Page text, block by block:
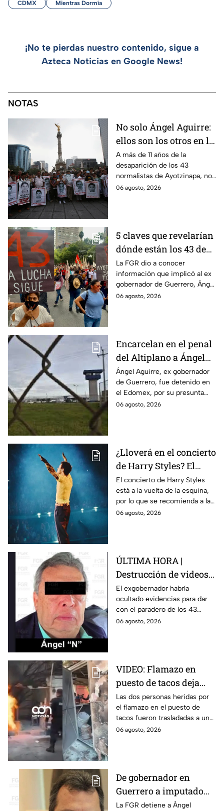
CDMX Mientras Dormía
¡No te pierdas nuestro contenido, sigue a
Azteca Noticias en Google News!
NOTAS
No solo Ángel Aguirre:
ellos son los otros en la
lupa por el caso
Ayotzinapa
A más de 11 años de la
desaparición de los 43
normalistas de Ayotzinapa, no
se ha conocido el paradero de
06 agosto, 2026
5 claves que revelarían
dónde están los 43 de
Ayotzinapa tras
captura de Ángel
Aguirre, ex gobernador
de Guerrero
La FGR dio a conocer
información que implicó al ex
gobernador de Guerrero, Ángel
Aguirre, quien fue detenido
06 agosto, 2026
Encarcelan en el penal
del Altiplano a Ángel
Aguirre, ex gobernador
de Guerrero por caso
Ayotzinapa
Ángel Aguirre, ex gobernador
de Guerrero, fue detenido en
el Edomex, por su presunta
participación en la
06 agosto, 2026
¿Lloverá en el concierto
de Harry Styles? El
pronóstico del clima
para este viernes en
CDMX
El concierto de Harry Styles
está a la vuelta de la esquina,
por lo que se recomienda a las
y los fanáticos revisar el clima
06 agosto, 2026
ÚLTIMA HORA |
Destrucción de videos
clave y amenazas a
testigos por parte de
exgobernador Ángel
Aguirre: FGR
El exgobernador habría
ocultado evidencias para dar
con el paradero de los 43
estudiantes desaparecidos de
06 agosto, 2026
VIDEO: Flamazo en
puesto de tacos deja
dos heridos en CDMX
Las dos personas heridas por
el flamazo en el puesto de
tacos fueron trasladadas a un
hospital para recibir atención
06 agosto, 2026
De gobernador en
Guerrero a imputado
por la "Verdad
La FGR detiene a Ángel